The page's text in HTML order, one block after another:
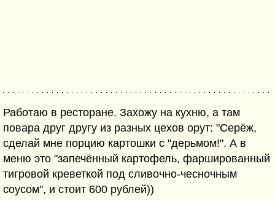
Работаю в ресторане. Захожу на кухню, а там
повара друг другу из разных цехов орут: "Серёж,
сделай мне порцию картошки с "дерьмом!". А в
меню это "запечённый картофель, фаршированный
тигровой креветкой под сливочно-чесночным
соусом", и стоит 600 рублей))